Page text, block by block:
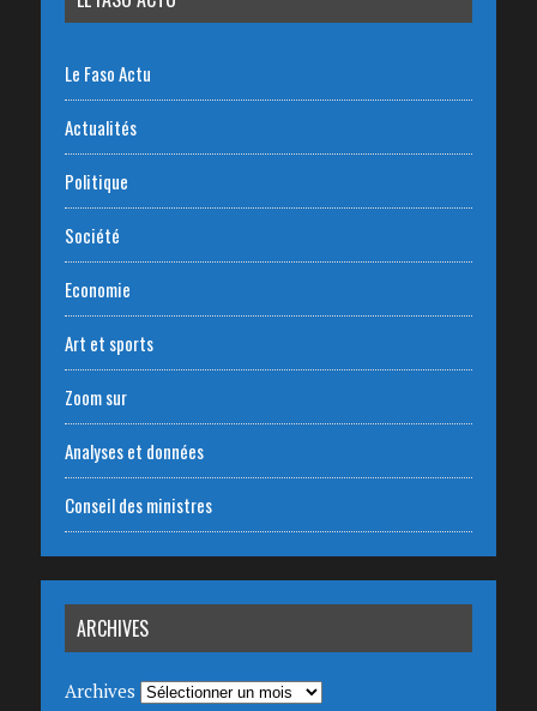
Le Faso Actu
Actualités
Politique
Société
Economie
Art et sports
Zoom sur
Analyses et données
Conseil des ministres
ARCHIVES
Archives